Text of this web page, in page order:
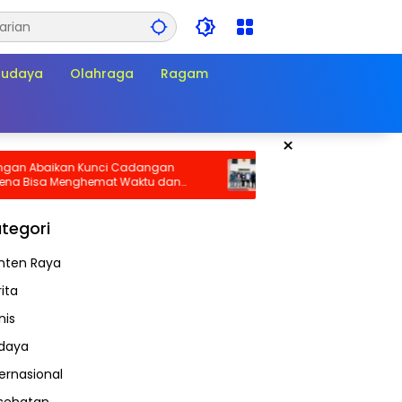
Olahraga Ragam
×
Kunci Cadangan
Menghemat Waktu dan
Darurat!
Sidang PHK Empat Pengurus
Panarub Industri Dimulai,
Busting Mulai Diuji di PHI
Raya